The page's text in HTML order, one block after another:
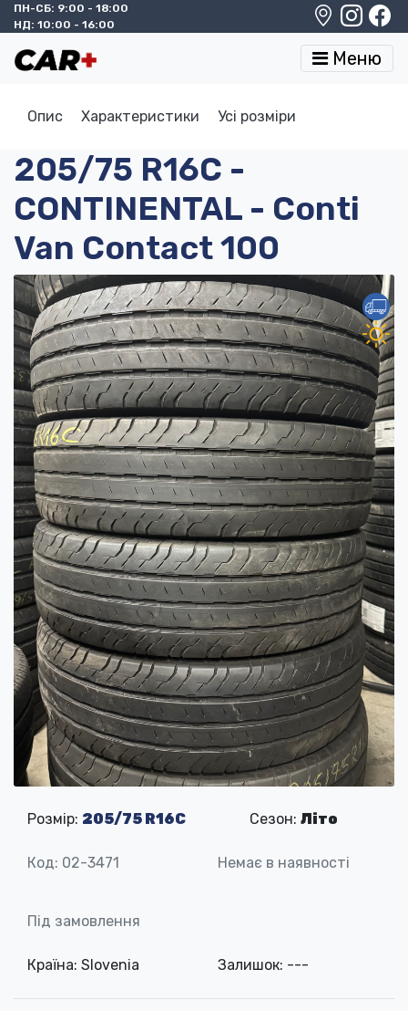
ПН-СБ: 9:00 - 18:00
НД: 10:00 - 16:00
Меню
Опис Характеристики Усі розміри
205/75 R16C -
CONTINENTAL - Conti
Van Contact 100
Розмір: 205/75 R16C Сезон: Літо
Код: 02-3471 Немає в наявності
Під замовлення
Країна: Slovenia Залишок: ---